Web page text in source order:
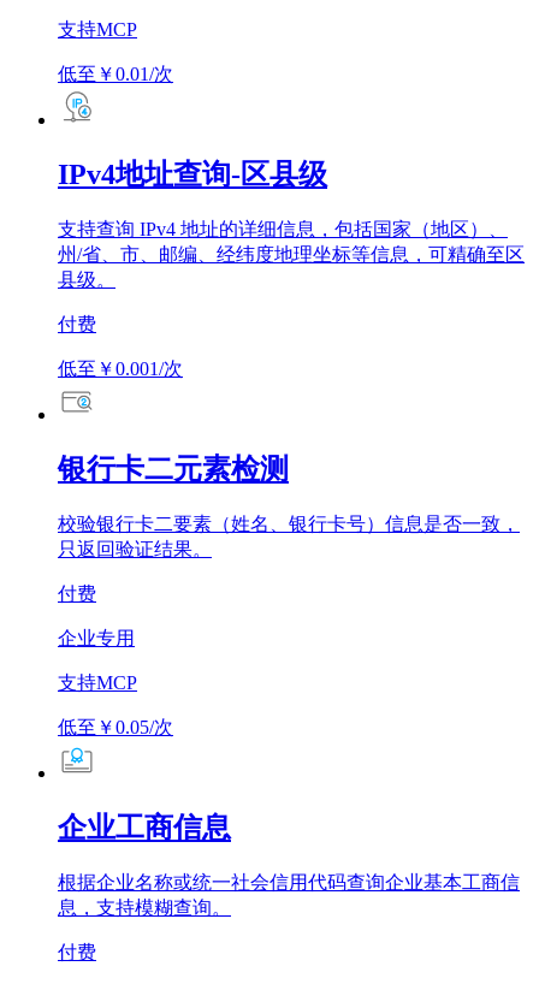
支持MCP
低至￥0.01/次
IPv4地址查询-区县级
支持查询 IPv4 地址的详细信息，包括国家（地区）、
州/省、市、邮编、经纬度地理坐标等信息，可精确至区
县级。
付费
低至￥0.001/次
银行卡二元素检测
校验银行卡二要素（姓名、银行卡号）信息是否一致，
只返回验证结果。
付费
企业专用
支持MCP
低至￥0.05/次
企业工商信息
根据企业名称或统一社会信用代码查询企业基本工商信
息，支持模糊查询。
付费